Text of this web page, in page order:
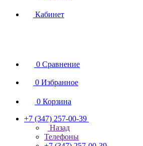
Кабинет
0 Сравнение
0 Избранное
0 Корзина
+7 (347) 257-00-39
Назад
Телефоны